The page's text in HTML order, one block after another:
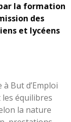
la formation
des
et lycéens
But d’Emploi
équilibres
la nature